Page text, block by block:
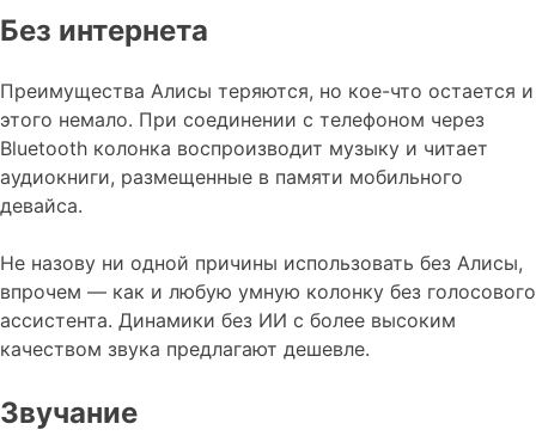
Без интернета
Преимущества Алисы теряются, но кое-что остается и
этого немало. При соединении с телефоном через
Bluetooth колонка воспроизводит музыку и читает
аудиокниги, размещенные в памяти мобильного
девайса.
Не назову ни одной причины использовать без Алисы,
впрочем — как и любую умную колонку без голосового
ассистента. Динамики без ИИ с более высоким
качеством звука предлагают дешевле.
Звучание